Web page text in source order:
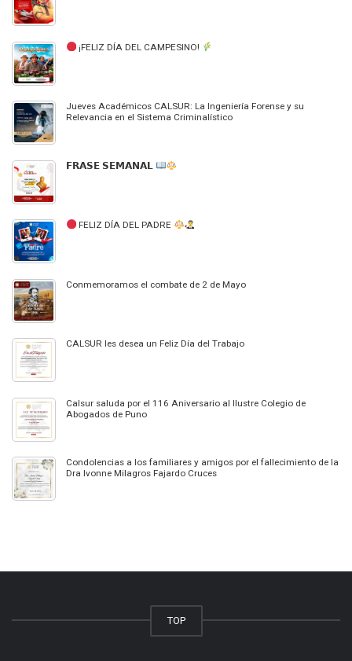
¡FELIZ DÍA DEL CAMPESINO!
Jueves Académicos CALSUR: La Ingeniería Forense y su
Relevancia en el Sistema Criminalístico
𝗙𝗥𝗔𝗦𝗘 𝗦𝗘𝗠𝗔𝗡𝗔𝗟
FELIZ DÍA DEL PADRE
Conmemoramos el combate de 2 de Mayo
CALSUR les desea un Feliz Día del Trabajo
Calsur saluda por el 116 Aniversario al Ilustre Colegio de
Abogados de Puno
Condolencias a los familiares y amigos por el fallecimiento de la
Dra Ivonne Milagros Fajardo Cruces
TOP